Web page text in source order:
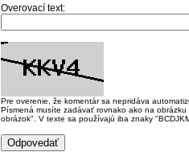
Overovací text:
Pre overenie, že komentár sa nepridáva
Písmená musíte zadávať rovnako ako na
obrázok". V texte sa používajú iba znaky